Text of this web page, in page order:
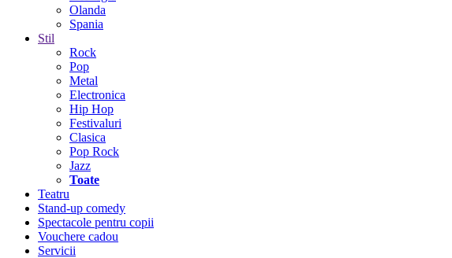
Olanda
Spania
Stil
Rock
Pop
Metal
Electronica
Hip Hop
Festivaluri
Clasica
Pop Rock
Jazz
Toate
Teatru
Stand-up comedy
Spectacole pentru copii
Vouchere cadou
Servicii